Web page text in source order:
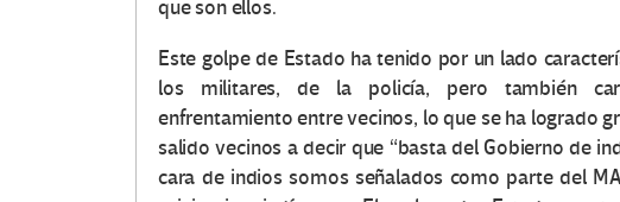
que son ellos.
Este golpe de Estado ha tenido por un lado
los militares, de la policía, pero también
enfrentamiento entre vecinos, lo que se ha logrado
salido vecinos a decir que “basta del Gobierno de
cara de indios somos señalados como parte del